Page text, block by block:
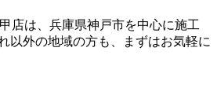
店は、兵庫県神戸市を中心に施工
以外の地域の方も、まずはお気軽に